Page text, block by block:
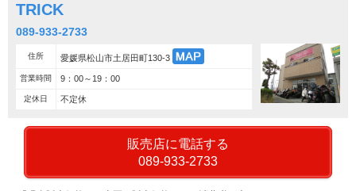
TRICK
089-933-2733
住所 愛媛県松山市土居田町130-3
営業時間 9：00～19：00
定休日 不定休
販売店に電話する
089-933-2733